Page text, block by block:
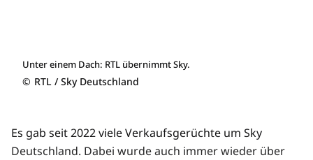
Unter einem Dach: RTL übernimmt Sky.
© RTL / Sky Deutschland
Es gab seit 2022 viele Verkaufsgerüchte um Sky
Deutschland. Dabei wurde auch immer wieder über